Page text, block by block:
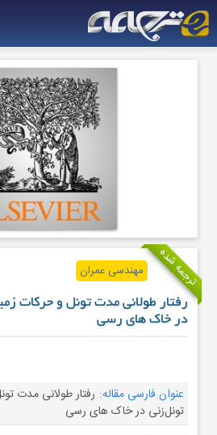
ترجمه شده مهندسی عمران
رفتار طولانی مدت تونل و حرکات
در خاک های رسی
عنوان فارسی مقاله: رفتار طولانی مدت
تونل‌زنی در خاک های رسی